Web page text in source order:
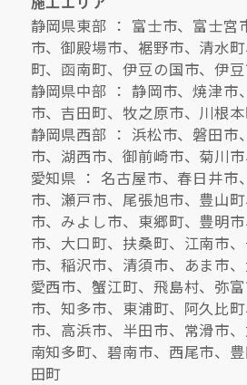
静岡県東部 ： 富士市、富士宮
市、御殿場市、裾野市、清水
町、函南町、伊豆の国市、伊
静岡県中部 ： 静岡市、焼津市
市、吉田町、牧之原市、川根
静岡県西部 ： 浜松市、磐田市
市、湖西市、御前崎市、菊川
愛知県 ： 名古屋市、春日井市
市、瀬戸市、尾張旭市、豊山
市、みよし市、東郷町、豊明
市、大口町、扶桑町、江南市
市、稲沢市、清須市、あま市、
愛西市、蟹江町、飛島村、弥
市、知多市、東浦町、阿久比
市、高浜市、半田市、常滑市、
南知多町、碧南市、西尾市、
田町